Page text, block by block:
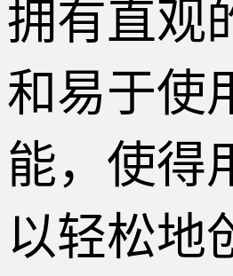
拥有直观
和易于使
能，使得
以轻松地